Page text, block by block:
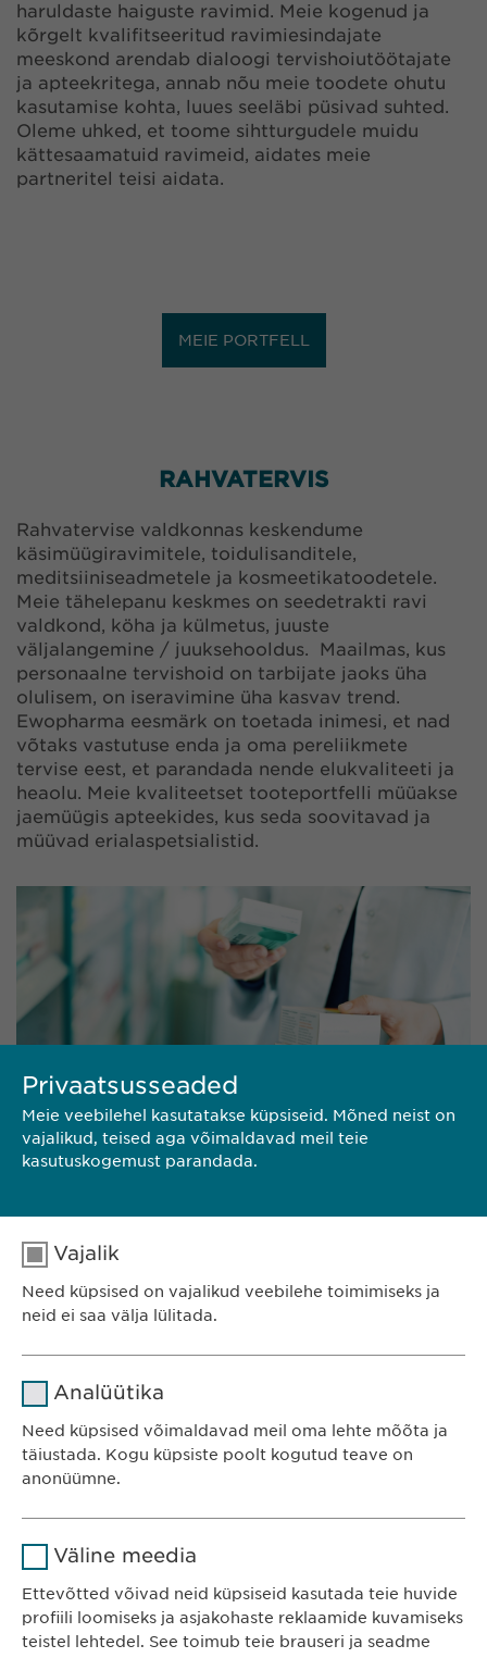
haruldaste haiguste ravimid. Meie kogenud ja
kõrgelt kvalifitseeritud ravimiesindajate
meeskond arendab dialoogi tervishoiutöötajate
ja apteekritega, annab nõu meie toodete ohutu
kasutamise kohta, luues seeläbi püsivad suhted.
Oleme uhked, et toome sihtturgudele muidu
kättesaamatuid ravimeid, aidates meie
partneritel teisi aidata.
MEIE PORTFELL
RAHVATERVIS
Rahvatervise valdkonnas keskendume
käsimüügiravimitele, toidulisanditele,
meditsiiniseadmetele ja kosmeetikatoodetele.
Meie tähelepanu keskmes on seedetrakti ravi
valdkond, köha ja külmetus, juuste
väljalangemine / juuksehooldus. Maailmas, kus
personaalne tervishoid on tarbijate jaoks üha
olulisem, on iseravimine üha kasvav trend.
Ewopharma eesmärk on toetada inimesi, et nad
võtaks vastutuse enda ja oma pereliikmete
tervise eest, et parandada nende elukvaliteeti ja
heaolu. Meie kvaliteetset tooteportfelli müüakse
jaemüügis apteekides, kus seda soovitavad ja
müüvad erialaspetsialistid.
Ewopharma OÜ
Järve 2-310
KONTAKT
Telefon: +372 600 4440
Privaatsusseaded
Meie veebilehel kasutatakse küpsiseid. Mõned neist on
vajalikud, teised aga võimaldavad meil teie
kasutuskogemust parandada.
Vajalik
Need küpsised on vajalikud veebilehe toimimiseks ja
neid ei saa välja lülitada.
1 aasta
Salvestab kasutajate küpsise
Analüütika
Need küpsised võimaldavad meil oma lehte mõõta ja
täiustada. Kogu küpsiste poolt kogutud teave on
anonüümne.
1 päev
Väline meedia
Ettevõtted võivad neid küpsiseid kasutada teie huvide
profiili loomiseks ja asjakohaste reklaamide kuvamiseks
teistel lehtedel. See toimub teie brauseri ja seadme